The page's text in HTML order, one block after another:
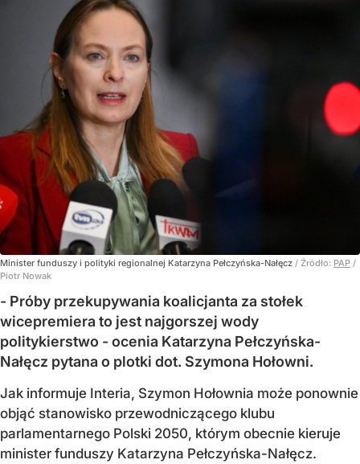
Minister funduszy i polityki regionalnej Katarzyna Pełczyńska-Nałęcz / Źródło: PAP /
Piotr Nowak
- Próby przekupywania koalicjanta za stołek
wicepremiera to jest najgorszej wody
politykierstwo - ocenia Katarzyna Pełczyńska-
Nałęcz pytana o plotki dot. Szymona Hołowni.
Jak informuje Interia, Szymon Hołownia może ponownie
objąć stanowisko przewodniczącego klubu
parlamentarnego Polski 2050, którym obecnie kieruje
minister funduszy Katarzyna Pełczyńska-Nałęcz.